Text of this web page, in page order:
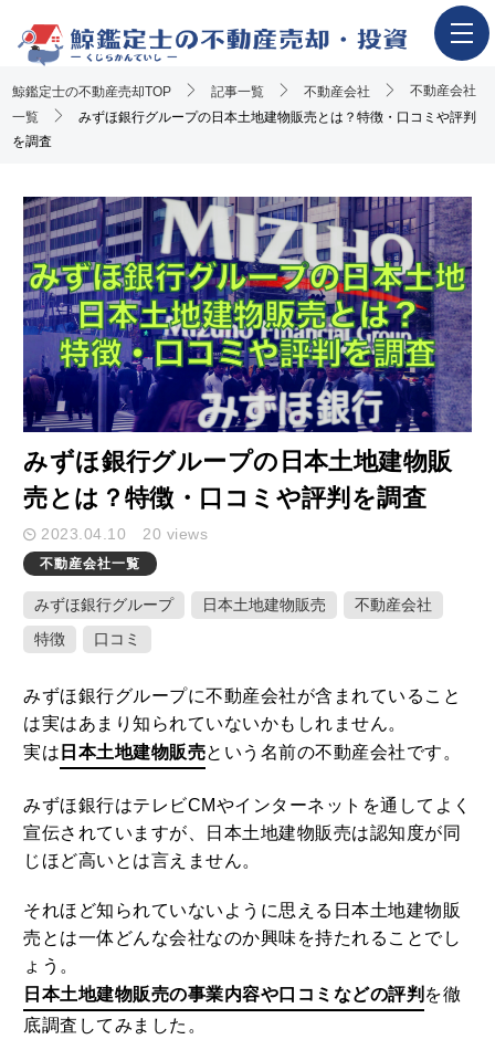
ホーム
アンケート調査概要
不動産売却体験談
執筆・監修者
おすすめ記事
Youtube解説記事
キーワード検索
1
家や庭が広いメリット・デメリットと
2020.10.01
2
が売却した時の税金特例とポイント
2020.09.23
3
MEホールディングスの評判！不動産売
買における特徴や口コミ評判のまとめ
鯨鑑定士の不動産売却TOP 記事一覧 不動産会社
不動産会社
一覧
みずほ銀行グループの日本土地建物販売とは？特徴・口コミや評判
を調査
みずほ銀行グループの日本土地建物販
売とは？特徴・口コミや評判を調査
2023.04.10 20 views
不動産会社一覧
みずほ銀行グループ 日本土地建物販売
不動産会社
特徴
口コミ
みずほ銀行グループに不動産会社が含まれていること
は実はあまり知られていないかもしれません。
実は 日本土地建物販売という名前の不動産会社です。
みずほ銀行はテレビCMやインターネットを通してよく
宣伝されていますが、日本土地建物販売は認知度が同
じほど高いとは言えません。
それほど知られていないように思える日本土地建物販
売とは一体どんな会社なのか興味を持たれることでし
ょう。
日本土地建物販売の事業内容や口コミなどの評判 を徹
底調査してみました。